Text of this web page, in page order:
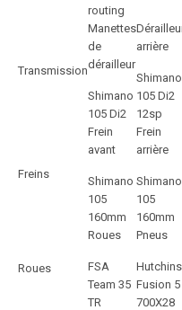
routing
Transmission
Manettes
de
dérailleur
Shimano
105 Di2
arrière
Shimano
105 Di2
12sp
Freins
Frein
avant
Shimano
105
160mm
Frein
arrière
Shimano
105
160mm
Roues
Roues
FSA
Team 35
TR
Pneus
Fusion 5
700X28